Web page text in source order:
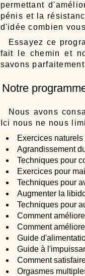
permettant
pénis et la
d'idée combien
Essayez ce
fait le chemin et
savons
Notre
Nous avons
Ici nous ne nous
Exercices
Agrandissement
Techniques pour
Exercices pour
Techniques pour
Augmenter la
Techniques pour
Comment
Comment
Guide
Guide à
Comment
Orgasmes